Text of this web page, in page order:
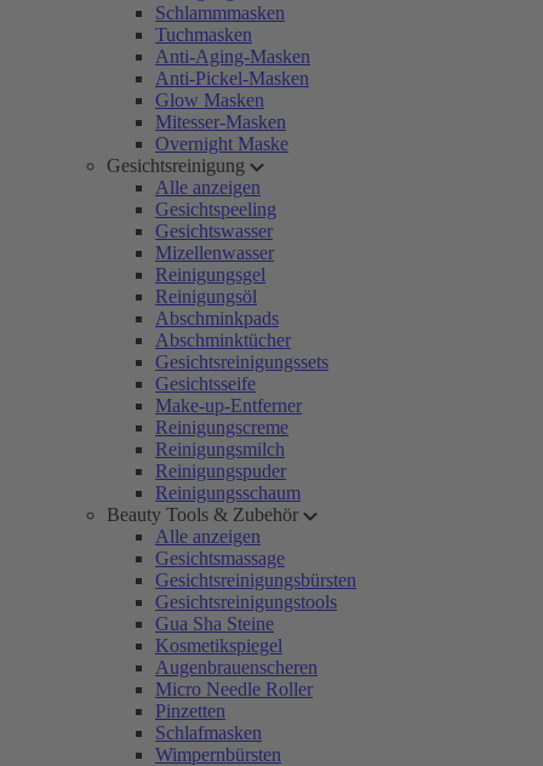
Schlammmasken
Tuchmasken
Anti-Aging-Masken
Anti-Pickel-Masken
Glow Masken
Mitesser-Masken
Overnight Maske
Gesichtsreinigung
Alle anzeigen
Gesichtspeeling
Gesichtswasser
Mizellenwasser
Reinigungsgel
Reinigungsöl
Abschminkpads
Abschminktücher
Gesichtsreinigungssets
Gesichtsseife
Make-up-Entferner
Reinigungscreme
Reinigungsmilch
Reinigungspuder
Reinigungsschaum
Beauty Tools & Zubehör
Alle anzeigen
Gesichtsmassage
Gesichtsreinigungsbürsten
Gesichtsreinigungstools
Gua Sha Steine
Kosmetikspiegel
Augenbrauenscheren
Micro Needle Roller
Pinzetten
Schlafmasken
Wimpernbürsten